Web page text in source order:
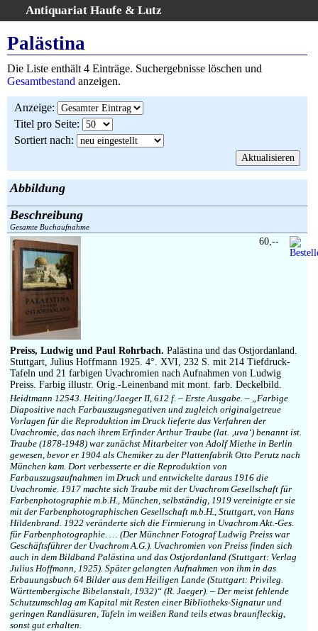
Antiquariat Haufe & Lutz
Home
Gesamtbestand
Kategorien
Schlagwörter
Suchergebnisse
AGB
Widerruf
Über uns
Aktuelle Kataloge
Kontakt
Ankauf
Links
Impressum
Palästina
Die Liste enthält 4 Einträge. Suchergebnisse löschen und
Gesamtbestand anzeigen.
Anzeige:
Titel pro Seite:
Sortiert nach:
Abbildung
Beschreibung
Gesamte Buchaufnahme
Preiss, Ludwig und Paul Rohrbach. Palästina und das Ostjordanland.
Stuttgart, Julius Hoffmann 1925. 4°. XVI, 232 S. mit 214 Tiefdruck-
Tafeln und 21 farbigen Uvachromien nach Aufnahmen von Ludwig
Preiss. Farbig illustr. Orig.-Leinenband mit mont. farb. Deckelbild.
Heidtmann 12543. Heiting/Jaeger II, 612 f. – Erste Ausgabe. – „Farbige
Diapositive nach Farbauszugsnegativen und zugleich originalgetreue
Vorlagen für die Reproduktion im Druck lieferte das Verfahren der
Uvachromie, das nach ihrem Erfinder Arthur Traube (lat. ‚uva‘) benannt ist.
Traube (1878-1948) war zunächst Mitarbeiter von Adolf Miethe in Berlin
gewesen, bevor er 1904 als Chemiker zu der Plattenfabrik Otto Perutz nach
München kam. Dort verbesserte er die Reproduktion von
Farbauszugsaufnahmen im Druck und entwickelte daraus 1916 die
Uvachromie. 1917 machte sich Traube mit der Uvachrom Gesellschaft für
Farbenphotographie m.b.H., München, selbständig, 1919 vereinigte er sie
mit der Farbenphotographischen Gesellschaft m.b.H., Stuttgart, von Hans
Hildenbrand. 1922 veränderte sich die Firmierung in Uvachrom Akt.-Ges.
für Farbenphotographie. … (Der Münchner Fotograf Ludwig Preiss war
Geschäftsführer der Uvachrom A.G.). Uvachromien von Preiss finden sich
auch in dem Bildband Palästina und das Ostjordanland (Stuttgart: Verlag
Julius Hoffmann, 1925). Später gelangten Aufnahmen von ihm in das
Erbauungsbuch 64 Bilder aus dem Heiligen Lande (Stuttgart: Privileg.
Württembergische Bibelanstalt, 1932)“ (R. Jaeger). – Der meist fehlende
Schutzumschlag am Kapital mit Resten einer Bibliotheks-Signatur und
geringen Randläsuren, Tafeln im weißen Rand teils etwas braunfleckig,
sonst gut erhalten.
60,--